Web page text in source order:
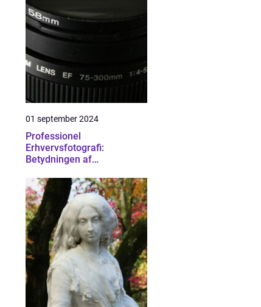
01 september 2024
Professionel
Erhvervsfotografi:
Betydningen af
Erhvervslivet